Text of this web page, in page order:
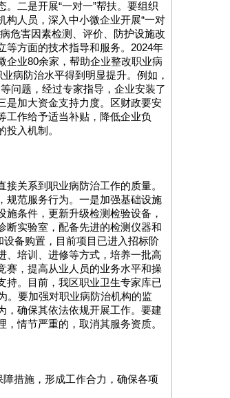
。二是开展“一对一”帮扶。要组织
构人员，深入中小微企业开展“一对
危害因素检测、评价、防护设施改
等方面的技术指导和服务。2024年
企业80余家，帮助企业整改职业病
病防治水平得到明显提升。例如，
问题，经过专家指导，企业安装了
是加大资金支持力度。区财政要安
工作给予适当补贴，降低企业负
入机制。
关系到职业病防治工作的质量。
规范服务行为。一是加强基础设施
条件，更新升级检测检验设备，
断实验室，配备先进的检测仪器和
备购置，目前项目已进入招标阶
、培训、进修等方式，培养一批高
赛，提高从业人员的业务水平和操
持。目前，我区职业卫生专家库已
。要加强对职业病防治机构的监
，确保其依法依规开展工作。要建
情节严重的，取消其服务资质。
措施，形成工作合力，确保各项